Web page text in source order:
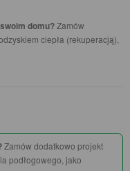
domu?Zamów
ciepła (rekuperacją),
Zamów dodatkowo projekt
podłogowego, jako